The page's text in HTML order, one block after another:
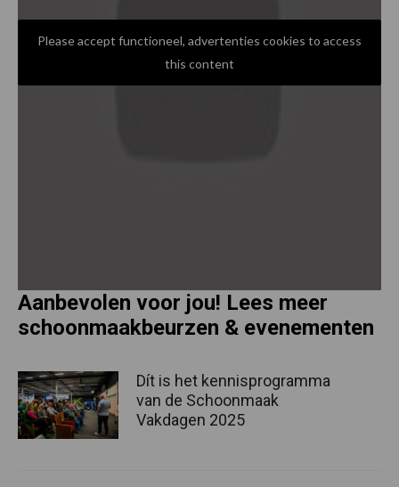
Please accept functioneel, advertenties cookies to access
this content
Aanbevolen voor jou! Lees meer
schoonmaakbeurzen & evenementen
Dít is het kennisprogramma
van de Schoonmaak
Vakdagen 2025